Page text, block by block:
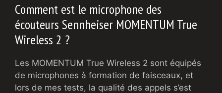
Comment est le microphone des
écouteurs Sennheiser MOMENTUM True
Wireless 2 ?
Les MOMENTUM True Wireless 2 sont équipés
de microphones à formation de faisceaux, et
lors de mes tests, la qualité des appels s’est